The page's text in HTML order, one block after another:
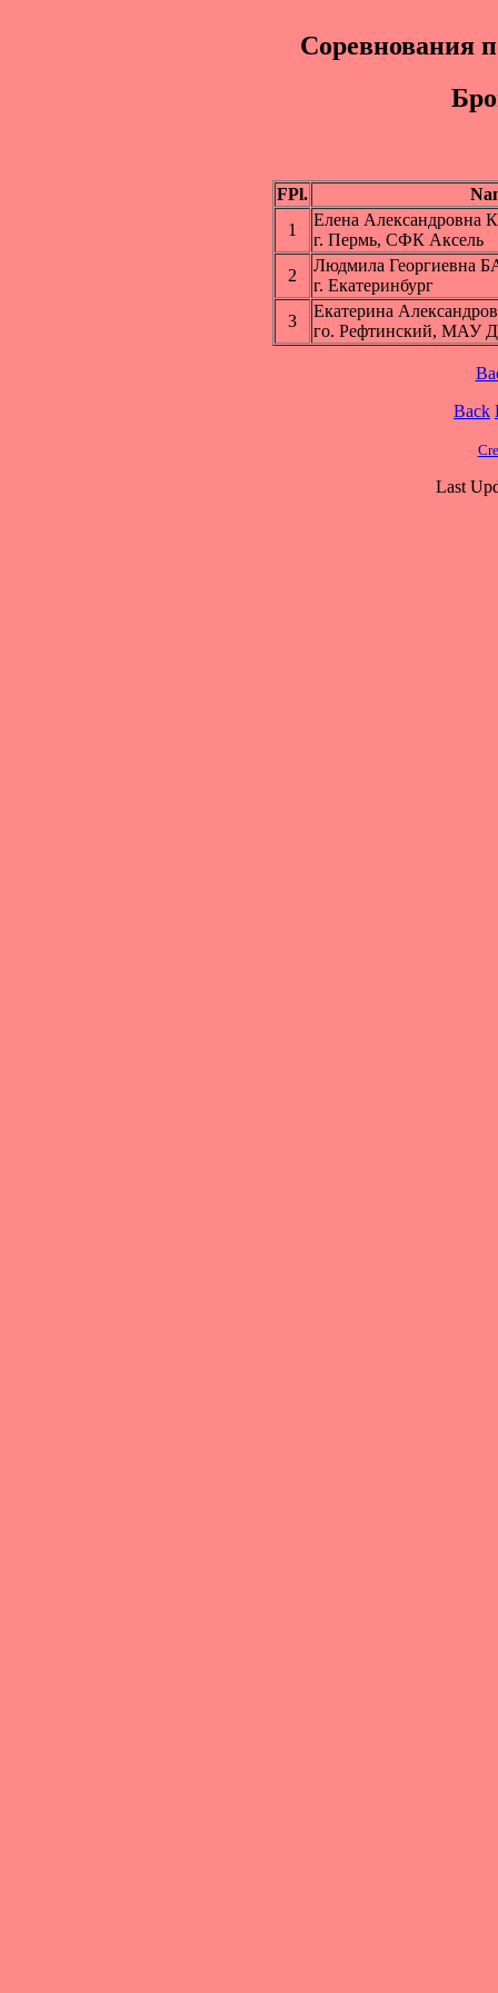
Соревнования
FPl.
1
Елена
г. Пермь, СФК Аксель
2
Людмила Георгиевна
г. Екатеринбург
3
Екатерина
го. Рефтинский, МАУ
Back
Last